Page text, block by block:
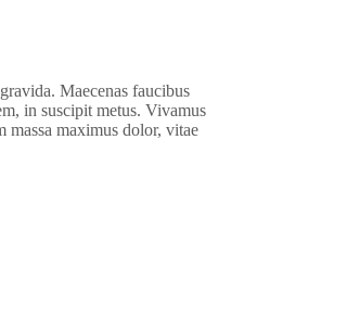
Maecenas faucibus
in suscipit metus. Vivamus
massa maximus dolor, vitae